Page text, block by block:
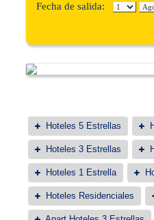
Fecha de salida:
Hoteles 5 Estrellas
Hoteles 3 Estrellas
Hoteles 1 Estrella
Hoteles Residenciales